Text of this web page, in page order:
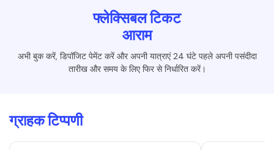
फ्लेक्सिबल टिकट
आराम
अभी बुक करें, डिपॉजिट पेमेंट करें और अपनी यात्राएं 24 घंटे पहले अपनी पसंदीदा
तारीख और समय के लिए फिर से निर्धारित करें।
ग्राहक टिप्पणी